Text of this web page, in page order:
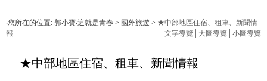
‧您所在的位置: 郭小寶‧這就是青春 > 國外旅遊 > ★中部地區住宿、租車、新聞情
報
文字導覽 大圖導覽 小圖導覽
★中部地區住宿、租車、新聞情報